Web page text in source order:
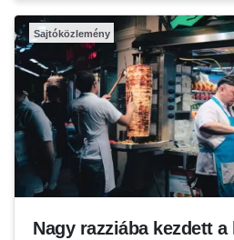
Sajtóközlemény
Nagy razziába kezdett